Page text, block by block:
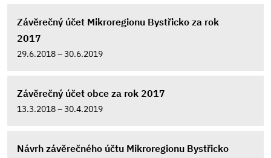
Závěrečný účet Mikroregionu Bystřicko za rok
2017
29.6.2018 – 30.6.2019
Závěrečný účet obce za rok 2017
13.3.2018 – 30.4.2019
Návrh závěrečného účtu Mikroregionu Bystřicko